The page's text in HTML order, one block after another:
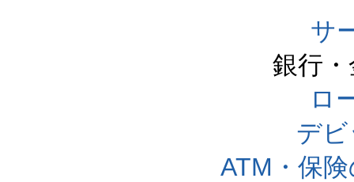
サ
銀行
ロ
デ
ATM・保